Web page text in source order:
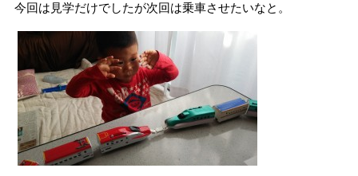
今回は見学だけでしたが次回は乗車させたいなと。